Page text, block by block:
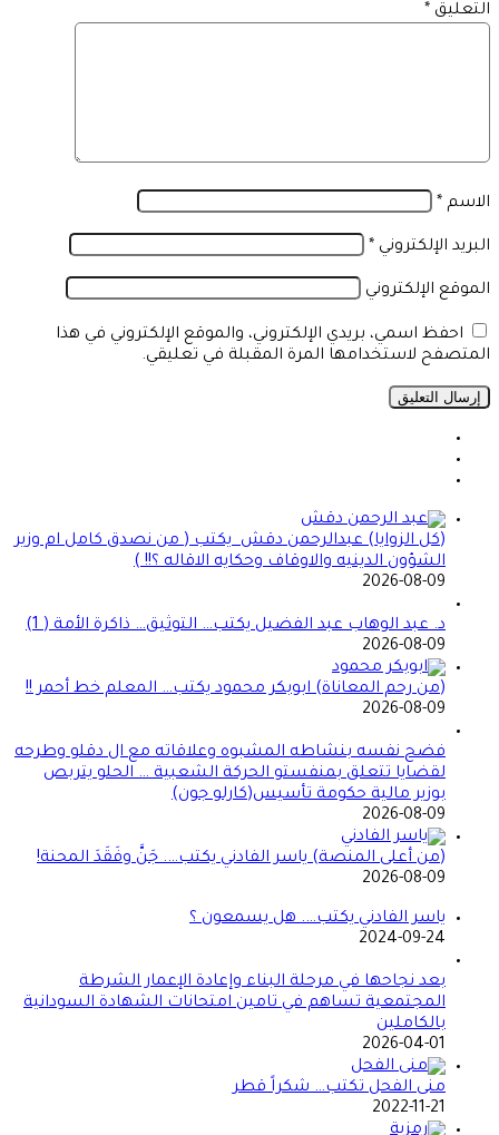
التعليق *
الاسم *
البريد الإلكتروني *
الموقع الإلكتروني
احفظ اسمي، بريدي الإلكتروني، والموقع الإلكتروني في هذا
المتصفح لاستخدامها المرة المقبلة في تعليقي.
(كل الزوايا) عبدالرحمن دقش يكتب ( من نصدق كامل ام وزير
الشؤون الدينيه والاوقاف وحكايه الاقاله ؟!! )
2026-08-09
د. عبد الوهاب عبد الفضيل يكتب… التوثيق… ذاكرة الأمة ( 1)
2026-08-09
(من رحم المعاناة) ابوبكر محمود يكتب… المعلم خط أحمر !!
2026-08-09
فضح نفسه بنشاطه المشبوه وعلاقاته مع ال دقلو وطرحه
لقضايا تتعلق بمنفستو الحركة الشعبية … الحلو يتربص
بوزير مالية حكومة تأسيس(كارلو جون)
2026-08-09
(من أعلى المنصة) ياسر الفادني يكتب…. جَنَّ وفَقَدَ المحنة!
2026-08-09
ياسر الفادني يكتب…. هل يسمعون ؟
2024-09-24
بعد نجاحها في مرحلة البناء وإعادة الإعمار الشرطة
المجتمعية تساهم في تامين امتحانات الشهادة السودانية
بالكاملين
2026-04-01
منى الفحل تكتب… شكراً قطر
2022-11-21